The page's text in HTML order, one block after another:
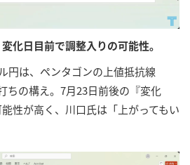
化日目前で調整入りの可能性。
円は、ペンタゴンの上値抵抗線
ちの構え。7月23日前後の『変化
性が高く、川口氏は「上がってもい